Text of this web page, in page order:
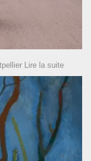
Lire la suite